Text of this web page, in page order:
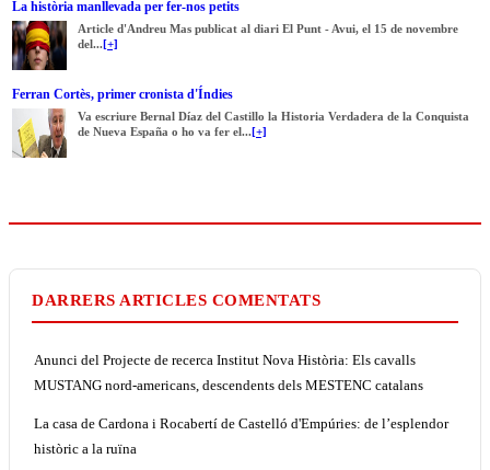
La història manllevada per fer-nos petits
Article d'Andreu Mas publicat al diari El Punt - Avui, el 15 de novembre
del... [+]
Ferran Cortès, primer cronista d'Índies
Va escriure Bernal Díaz del Castillo la Historia Verdadera de la Conquista
de Nueva España o ho va fer el... [+]
DARRERS ARTICLES COMENTATS
Anunci del Projecte de recerca Institut Nova Història: Els cavalls
MUSTANG nord-americans, descendents dels MESTENC catalans
La casa de Cardona i Rocabertí de Castelló d'Empúries: de l’esplendor
històric a la ruïna